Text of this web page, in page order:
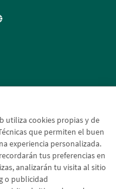
utiliza cookies propias y de
que permiten el buen
experiencia personalizada.
tus preferencias en
analizarán tu visita al sitio
o publicidad